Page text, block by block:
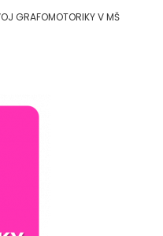
GRAFOMOTORIKY V MŠ